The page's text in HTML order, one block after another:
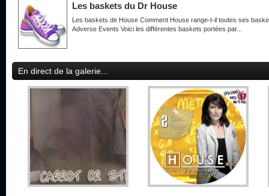
Les baskets du Dr House
Les baskets de House Comment House range-t-il toutes ses
Adverse Events Voici les différentes baskets portées par...
En direct de la galerie...